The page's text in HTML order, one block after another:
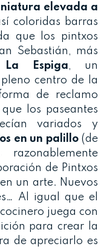
elevada a
coloridas barras
que los pintxos
Sebastián, más
Espiga, un
centro de la
de reclamo
los paseantes
variados y
en un palillo(de
de Pintxos
un arte. Nuevos
Al igual que el
juega con
para crear la
de apreciarlo es